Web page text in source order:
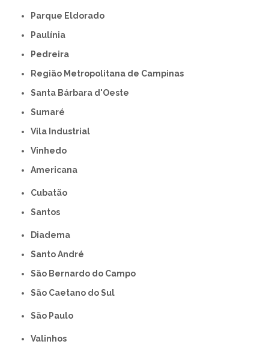
Parque Eldorado
Paulínia
Pedreira
Região Metropolitana de Campinas
Santa Bárbara d'Oeste
Sumaré
Vila Industrial
Vinhedo
americana
Cubatão
Santos
Diadema
Santo André
São Bernardo do Campo
São Caetano do Sul
São Paulo
Valinhos